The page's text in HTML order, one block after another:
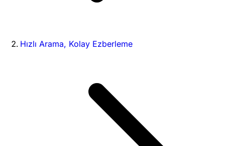
Hızlı Arama, Kolay Ezberleme